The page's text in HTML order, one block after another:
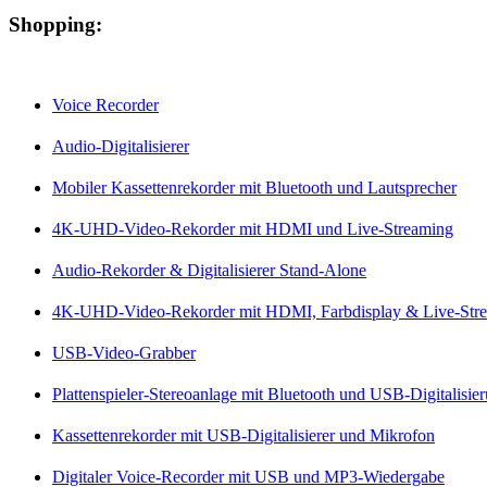
Shopping:
Voice Recorder
Audio-Digitalisierer
Mobiler Kassettenrekorder mit Bluetooth und Lautsprecher
4K-UHD-Video-Rekorder mit HDMI und Live-Streaming
Audio-Rekorder & Digitalisierer Stand-Alone
4K-UHD-Video-Rekorder mit HDMI, Farbdisplay & Live-
USB-Video-Grabber
Plattenspieler-Stereoanlage mit Bluetooth und USB-
Kassettenrekorder mit USB-Digitalisierer und Mikrofon
Digitaler Voice-Recorder mit USB und MP3-Wiedergabe